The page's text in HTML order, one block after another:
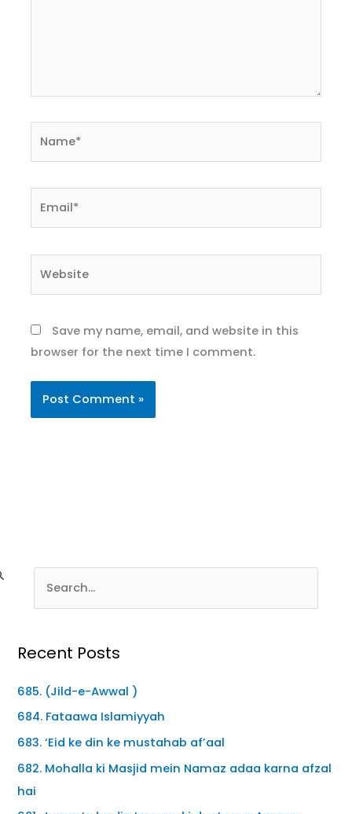
Save my name, email, and website in this
browser for the next time I comment.
Recent Posts
685. (Jild-e-Awwal )
684. Fataawa Islamiyyah
683. ‘Eid ke din ke mustahab af’aal
682. Mohalla ki Masjid mein Namaz adaa karna afzal
hai